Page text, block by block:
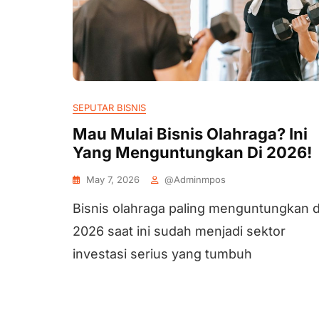
SEPUTAR BISNIS
Mau Mulai Bisnis Olahraga? Ini
Yang Menguntungkan Di 2026!
May 7, 2026 @adminmpos
Bisnis olahraga paling menguntungkan
2026 saat ini sudah menjadi sektor
investasi serius yang tumbuh